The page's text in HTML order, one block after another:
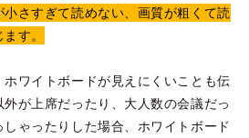
さすぎて読めない、画質が粗くて読
す。
ワイトボードが見えにくいことも伝
が上席だったり、大人数の会議だっ
ゃったりした場合、ホワイトボード